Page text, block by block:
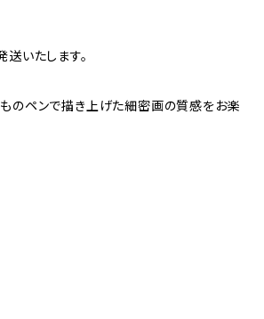
いたします。
のペンで描き上げた細密画の質感をお楽